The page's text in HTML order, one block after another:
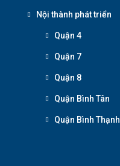
Nội thành phát triển
Quận 4
Quận 7
Quận 8
Quận Bình Tân
Quận Bình Thạnh